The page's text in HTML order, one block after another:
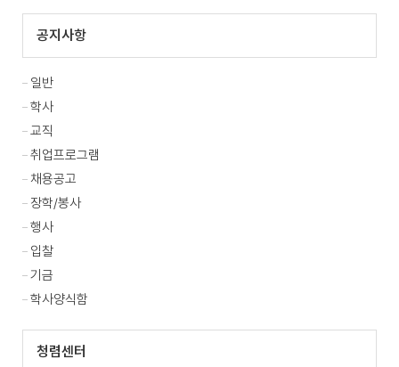
공지사항
일반
학사
교직
취업프로그램
채용공고
장학/봉사
행사
입찰
기금
학사양식함
청렴센터